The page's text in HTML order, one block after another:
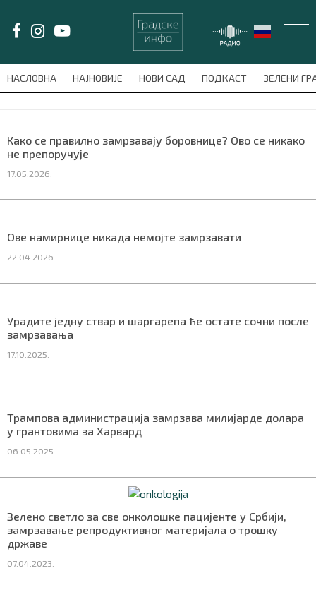
НАСЛОВНА НАЈНОВИЈЕ НОВИ САД ПОДКАСТ ЗЕЛЕНИ
meni'); $this_item = current( wp_filter_object_list(
Како се правилно замрзавају боровнице? Ово се никако
не препоручује
17.05.2026.
Ове намирнице никада немојте замрзавати
22.04.2026.
Урадите једну ствар и шаргарепа ће остате сочни после
замрзавања
17.10.2025.
Трампова администрација замрзава милијарде долара
у грантовима за Харвард
06.05.2025.
Зелено светло за све онколошке пацијенте у Србији,
замрзавање репродуктивног материјала о трошку
државе
07.04.2023.
LAT/ЋИР
НАЈНОВИЈЕ
НОВИ САД
ПОДКАСТ
СПЕЦИЈАЛИ
БЛОГ
СВЕТ
ЖИВОТ И СТИЛ
БИЗНИС